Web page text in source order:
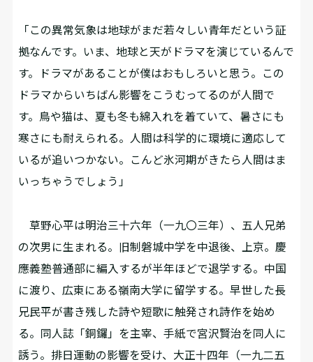
「この異常気象は地球がまだ若々しい青年だという証
拠なんです。いま、地球と天がドラマを演じているんで
す。ドラマがあることが僕はおもしろいと思う。この
ドラマからいちばん影響をこうむってるのが人間で
す。鳥や猫は、夏も冬も綿入れを着ていて、暑さにも
寒さにも耐えられる。人間は科学的に環境に適応して
いるが追いつかない。こんど氷河期がきたら人間はま
いっちゃうでしょう」
草野心平は明治三十六年（一九〇三年）、五人兄弟
の次男に生まれる。旧制磐城中学を中退後、上京。慶
應義塾普通部に編入するが半年ほどで退学する。中国
に渡り、広東にある嶺南大学に留学する。早世した長
兄民平が書き残した詩や短歌に触発され詩作を始め
る。同人誌「銅鑼」を主宰、手紙で宮沢賢治を同人に
誘う。排日運動の影響を受け、大正十四年（一九二五